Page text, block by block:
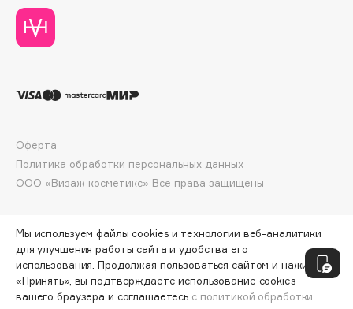
Dior
Divage
Dorco
Dr. Vranjes Firenze
Dr.Althea
Dr.Ceuracle
DSD de Luxe
Dyson
ООО «Визаж косметикс» Все права защищены
Оферта
Политика обработки персональных данных
Мы используем файлы cookies и технологии веб-аналитики
для улучшения работы сайта и удобства его
использования. Продолжая пользоваться сайтом и нажимая
«Принять», вы подтверждаете использование cookies
вашего браузера и соглашаетесь с политикой обработки